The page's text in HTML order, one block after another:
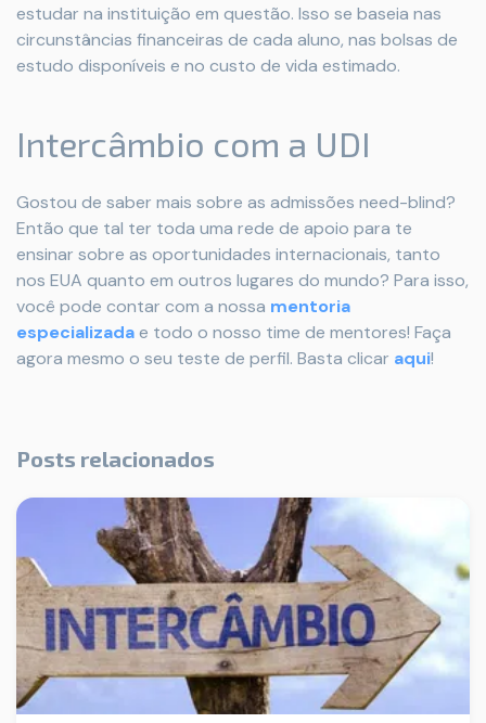
estudar na instituição em questão. Isso se baseia nas
circunstâncias financeiras de cada aluno, nas bolsas de
estudo disponíveis e no custo de vida estimado.
Intercâmbio com a UDI
Gostou de saber mais sobre as admissões need-blind?
Então que tal ter toda uma rede de apoio para te
ensinar sobre as oportunidades internacionais, tanto
nos EUA quanto em outros lugares do mundo? Para isso,
você pode contar com a nossa mentoria
especializadae todo o nosso time de mentores! Faça
agora mesmo o seu teste de perfil. Basta clicar aqui!
Posts relacionados